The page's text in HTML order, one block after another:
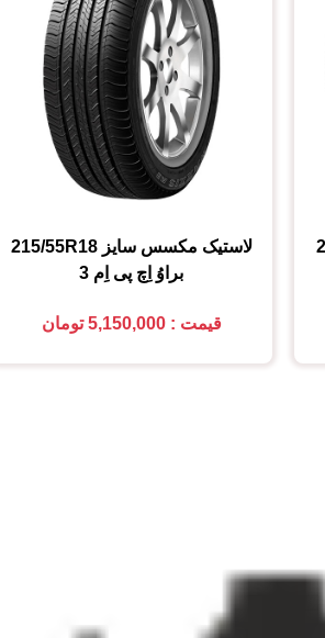
لاستیک مکسس سایز 215/55R18
براوُ اِچ پی اِم 3
قیمت : 5,150,000 تومان